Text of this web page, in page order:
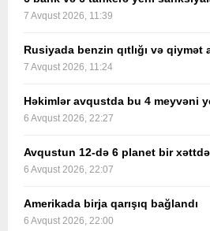
7 Avqust 2026, 11:39
Rusiyada benzin qıtlığı və qiymət
7 Avqust 2026, 11:24
Həkimlər avqustda bu 4 meyvəni
6 Avqust 2026, 22:27
Avqustun 12-də 6 planet bir
6 Avqust 2026, 22:07
Amerikada birja qarışıq bağlandı
6 Avqust 2026, 22:00